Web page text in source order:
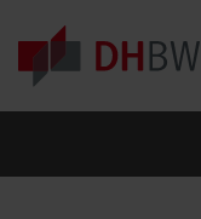
Skip to main content